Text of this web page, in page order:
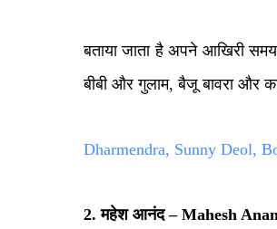
बताया जाता है अपने आखिरी
बीबी और गुलाम, बैजू बावरा और
Dharmendra, Sunny Deol,
2.महेश आनंद– Mahesh